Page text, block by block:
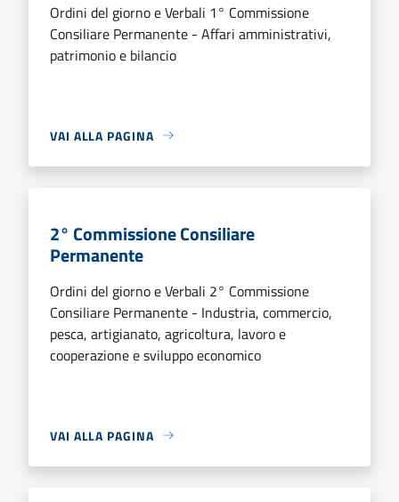
Ordini del giorno e Verbali 1° Commissione
Consiliare Permanente - Affari amministrativi,
patrimonio e bilancio
VAI ALLA PAGINA
2° Commissione Consiliare
Permanente
Ordini del giorno e Verbali 2° Commissione
Consiliare Permanente - Industria, commercio,
pesca, artigianato, agricoltura, lavoro e
cooperazione e sviluppo economico
VAI ALLA PAGINA